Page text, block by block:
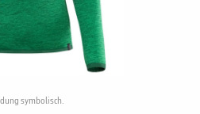
symbolisch.